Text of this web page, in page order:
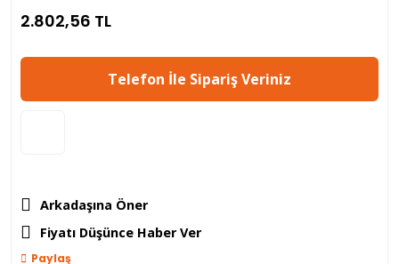
2.802,56 TL
Telefon İle Sipariş Veriniz
Arkadaşına Öner
Fiyatı Düşünce Haber Ver
Paylaş